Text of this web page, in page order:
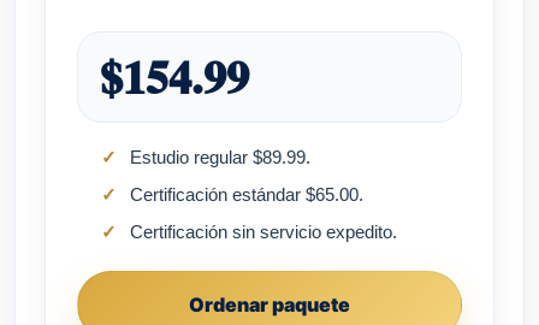
$154.99
Estudio regular $89.99.
Certificación estándar $65.00.
Certificación sin servicio expedito.
Ordenar paquete